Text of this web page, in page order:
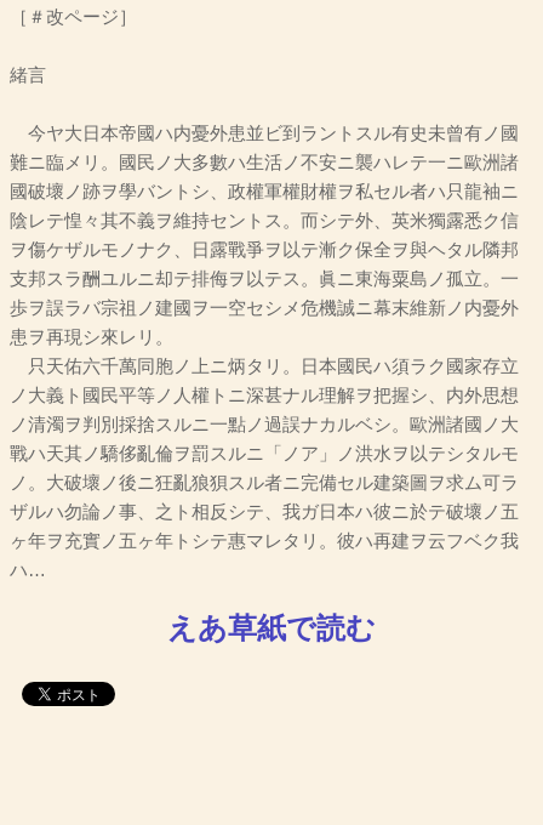
［＃改ページ］
緒言
今ヤ大日本帝國ハ内憂外患並ビ到ラントスル有史未曾有ノ國
難ニ臨メリ。國民ノ大多數ハ生活ノ不安ニ襲ハレテ一ニ歐洲諸
國破壞ノ跡ヲ學バントシ、政權軍權財權ヲ私セル者ハ只龍袖ニ
陰レテ惶々其不義ヲ維持セントス。而シテ外、英米獨露悉ク信
ヲ傷ケザルモノナク、日露戰爭ヲ以テ漸ク保全ヲ與ヘタル隣邦
支邦スラ酬ユルニ却テ排侮ヲ以テス。眞ニ東海粟島ノ孤立。一
歩ヲ誤ラバ宗祖ノ建國ヲ一空セシメ危機誠ニ幕末維新ノ内憂外
患ヲ再現シ來レリ。
只天佑六千萬同胞ノ上ニ炳タリ。日本國民ハ須ラク國家存立
ノ大義ト國民平等ノ人權トニ深甚ナル理解ヲ把握シ、内外思想
ノ清濁ヲ判別採捨スルニ一點ノ過誤ナカルベシ。歐洲諸國ノ大
戰ハ天其ノ驕侈亂倫ヲ罰スルニ「ノア」ノ洪水ヲ以テシタルモ
ノ。大破壞ノ後ニ狂亂狼狽スル者ニ完備セル建築圖ヲ求ム可ラ
ザルハ勿論ノ事、之ト相反シテ、我ガ日本ハ彼ニ於テ破壞ノ五
ヶ年ヲ充實ノ五ヶ年トシテ惠マレタリ。彼ハ再建ヲ云フベク我
ハ…
えあ草紙で読む